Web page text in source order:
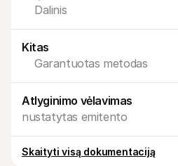
Dalinis
Kitas
Garantuotas metodas
Atlyginimo vėlavimas
nustatytas emitento
Skaityti visą dokumentaciją
Pirkėjams
Susisiekite su mūsų klientų
Susisiekite su pardavimais